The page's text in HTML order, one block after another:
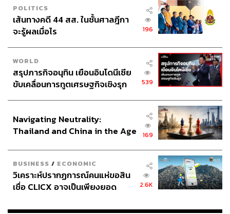
POLITICS
เส้นทางคดี 44 สส. ในชั้นศาลฎีกา
จะรู้ผลเมื่อไร
196
WORLD
สรุปภารกิจอนุทิน เยือนอินโดนีเซีย
ขับเคลื่อนการทูตเศรษฐกิจเชิงรุก
539
Navigating Neutrality:
Thailand and China in the Age
169
BUSINESS / ECONOMIC
วิเคราะห์ปรากฏการณ์คนแห่ขอสิน
เชื่อ CLICX อาจเป็นเพียงยอด
เรือนไทยที่ถูกซุกไว้
2.6K